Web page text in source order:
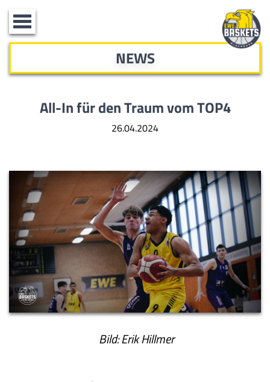
Toggle
navigation
NEWS
All-In für den Traum vom TOP4
26.04.2024
Bild: Erik Hillmer